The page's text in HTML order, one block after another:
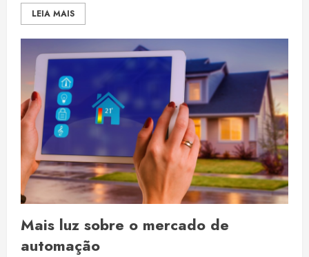
LEIA MAIS
Mais luz sobre o mercado de
automação